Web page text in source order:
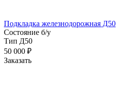
Подкладка железнодорожная Д50
Состояние б/у
Тип Д50
50 000 ₽
Заказать